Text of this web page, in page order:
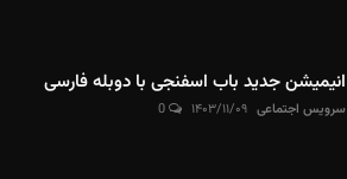
انیمیشن جدید باب اسفنجی با دوبله فارسی
سرویس اجتماعی ۱۴۰۳/۱۱/۰۹